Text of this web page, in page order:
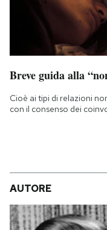
Breve guida alla
Cioè ai tipi di relazioni
con il consenso dei
AUTORE